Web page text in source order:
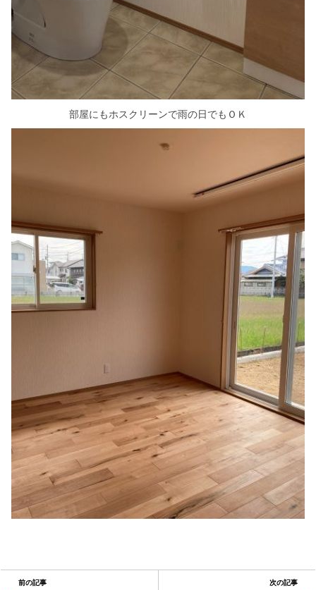
部屋にもホスクリーンで雨の日でもＯＫ
前の記事 次の記事